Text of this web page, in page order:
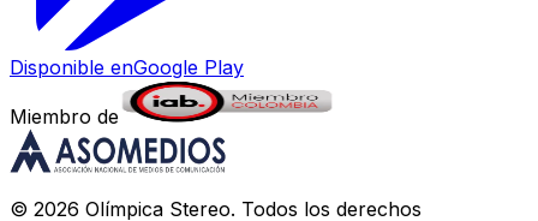
Disponible enGoogle Play
Miembro de
© 2026 Olímpica Stereo. Todos los derechos